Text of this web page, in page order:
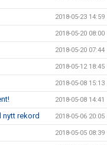
2018-05-23 14:59
2018-05-20 08:00
2018-05-20 07:44
2018-05-12 18:45
2018-05-08 15:13
2018-05-08 14:41
rekord 2018-05-06 20:05
2018-05-05 08:39